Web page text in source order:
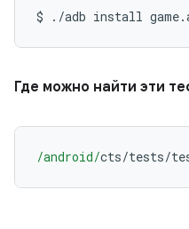
$ ./adb install game.
Где можно найти эти
/android/cts/tests/